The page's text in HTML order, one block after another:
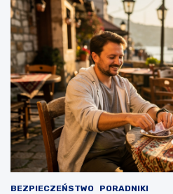
BEZPIECZEŃSTWO PORADNIKI